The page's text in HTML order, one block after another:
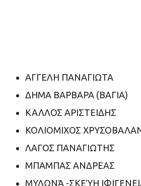
ΑΓΓΕΛΗ ΠΑΝΑΓΙΩΤΑ
ΔΗΜΑ ΒΑΡΒΑΡΑ (ΒΑΓΙΑ)
ΚΑΛΛΟΣ ΑΡΙΣΤΕΙΔΗΣ
ΚΟΛΙΟΜΙΧΟΣ
ΛΑΓΟΣ ΠΑΝΑΓΙΩΤΗΣ
ΜΠΑΜΠΑΣ ΑΝΔΡΕΑΣ
ΜΥΛΩΝΆ -ΣΚΕΎΗ